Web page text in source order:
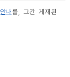
내를, 그간 게재된